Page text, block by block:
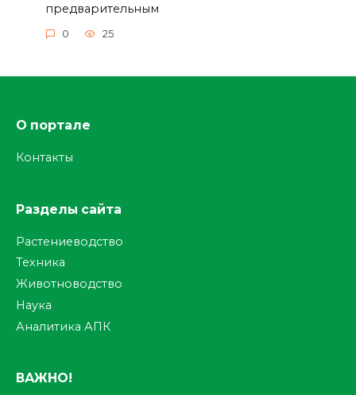
предварительным
0 25
О портале
Контакты
Разделы сайта
Растениеводство
Техника
Животноводство
Наука
Аналитика АПК
ВАЖНО!